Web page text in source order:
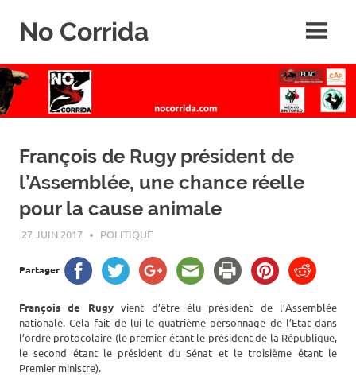
No Corrida
de
la
corrida
François de Rugy président de
l’Assemblée, une chance réelle
pour la cause animale
27 JUIN 2017 ROGER LAHANA
POLITIQUE
Partager
François de Rugyvient d’être élu président de l’Assemblée
nationale. Cela fait de lui le quatrième personnage de l’Etat dans
l’ordre protocolaire (le premier étant le président de la République,
le second étant le président du Sénat et le troisième étant le
Premier ministre).